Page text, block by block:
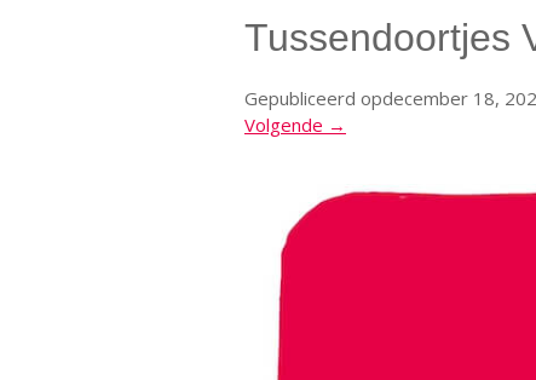
Tussendoortjes
Gepubliceerd opdecember 18,
Volgende →